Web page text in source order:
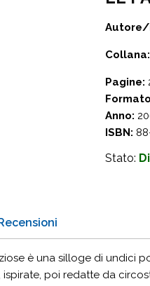
Autore/
Collana:
Pagine:
Anno:
ISBN:
Stato:
è una silloge di undici
ispirate, poi redatte da